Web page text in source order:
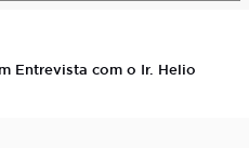
Entrevista com o Ir. Helio